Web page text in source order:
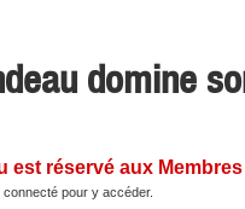
domine
est réservé aux
pour y accéder.